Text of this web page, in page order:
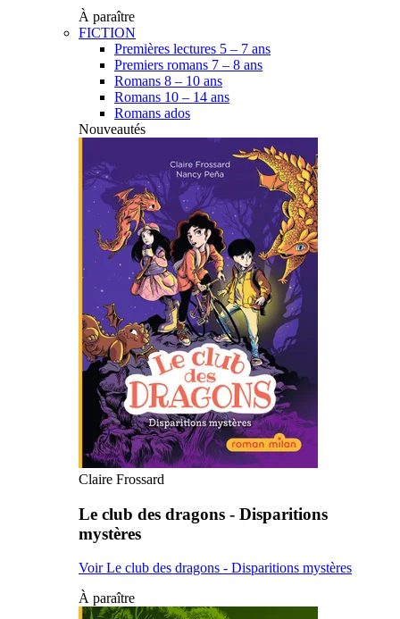
À paraître
FICTION
Premières lectures 5 – 7 ans
Premiers romans 7 – 8 ans
Romans 8 – 10 ans
Romans 10 – 14 ans
Romans ados
Nouveautés
Claire Frossard
Le club des dragons - Disparitions
mystères
Voir Le club des dragons - Disparitions mystères
À paraître